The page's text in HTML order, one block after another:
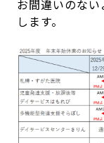
お間違いのな
します。